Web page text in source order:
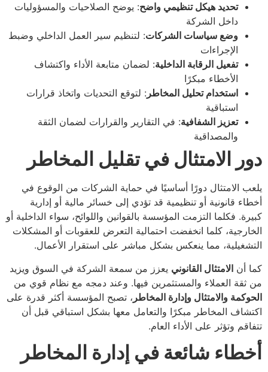
تحديد هيكل تنظيمي واضح: يوضح الصلاحيات والمسؤوليات
داخل الشركة
وضع سياسات الشركات: لتنظيم سير العمل الداخلي وضبط
الإجراءات
تفعيل الرقابة الداخلية: لضمان متابعة الأداء واكتشاف
الأخطاء مبكرًا
استخدام تحليل المخاطر : لتوقع التحديات واتخاذ قرارات
استباقية
تعزيز الشفافية: في التقارير والقرارات لضمان الثقة
والمصداقية
دور الامتثال في تقليل المخاطر
يلعب الامتثال دورًا أساسيًا في حماية الشركات من الوقوع في
أخطاء قانونية أو تنظيمية قد تؤدي إلى خسائر مالية أو إدارية
كبيرة. فكلما التزمت المؤسسة بالقوانين واللوائح، سواء الداخلية أو
الخارجية، كلما انخفضت احتمالية التعرض للعقوبات أو المشكلات
التشغيلية، مما ينعكس بشكل مباشر على استقرار الأعمال.
كما أن الامتثال القانوني يعزز من سمعة الشركة في السوق ويزيد
من ثقة العملاء والمستثمرين فيها. وعند دمجه مع نظام قوي من
الحوكمة والامتثال وإدارة المخاطر ، تصبح المؤسسة أكثر قدرة على
اكتشاف المخاطر مبكرًا والتعامل معها بشكل استباقي قبل أن
تتفاقم وتؤثر على الأداء العام.
أخطاء شائعة في إدارة المخاطر